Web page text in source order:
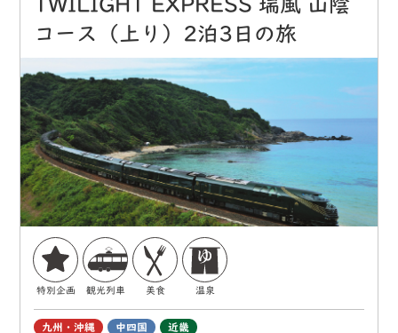
TWILIGHT EXPRESS 瑞風 山陰
コース（上り）2泊3日の旅
特別企画 観光列車 美食 温泉
九州・沖縄 中四国 近畿